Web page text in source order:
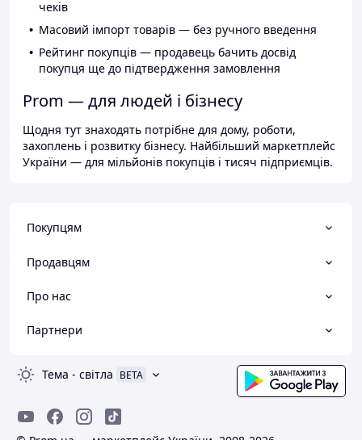
чеків
Масовий імпорт товарів — без ручного введення
Рейтинг покупців — продавець бачить досвід
покупця ще до підтвердження замовлення
Prom — для людей і бізнесу
Щодня тут знаходять потрібне для дому, роботи,
захоплень і розвитку бізнесу. Найбільший маркетплейс
України — для мільйонів покупців і тисяч підприємців.
Покупцям
Продавцям
Про нас
Партнери
Тема - світла BETA